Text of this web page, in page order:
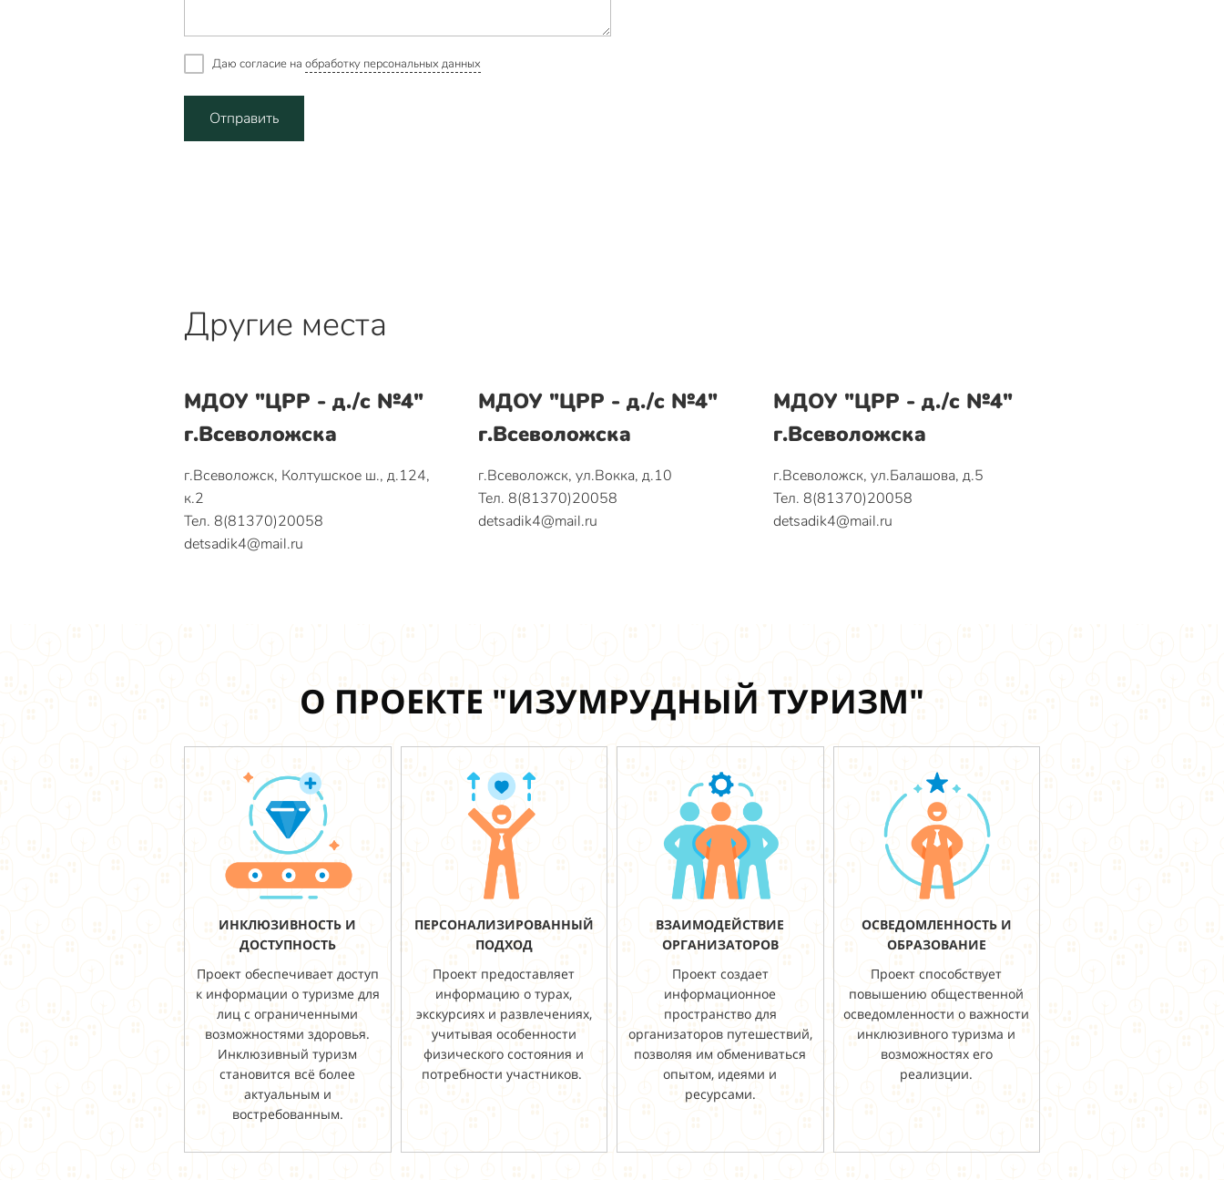
Даю согласие на обработку персональных данных
Отправить
Другие места
МДОУ "ЦРР - д./с №4"
г.Всеволожска
г.Всеволожск, Колтушское ш., д.124,
к.2
Тел. 8(81370)20058
detsadik4@mail.ru
МДОУ "ЦРР - д./с №4"
г.Всеволожска
г.Всеволожск, ул.Вокка, д.10
Тел. 8(81370)20058
detsadik4@mail.ru
МДОУ "ЦРР - д./с №4"
г.Всеволожска
г.Всеволожск, ул.Балашова, д.5
Тел. 8(81370)20058
detsadik4@mail.ru
О ПРОЕКТЕ "ИЗУМРУДНЫЙ ТУРИЗМ"
ИНКЛЮЗИВНОСТЬ И
ДОСТУПНОСТЬ
Проект обеспечивает доступ
к информации о туризме для
лиц с ограниченными
возможностями здоровья.
Инклюзивный туризм
становится всё более
актуальным и
востребованным.
ПЕРСОНАЛИЗИРОВАННЫЙ
ПОДХОД
Проект предоставляет
информацию о турах,
экскурсиях и развлечениях,
учитывая особенности
физического состояния и
потребности участников.
ВЗАИМОДЕЙСТВИЕ
ОРГАНИЗАТОРОВ
Проект создает
информационное
пространство для
организаторов путешествий,
позволяя им обмениваться
опытом, идеями и
ресурсами.
ОСВЕДОМЛЕННОСТЬ И
ОБРАЗОВАНИЕ
Проект способствует
повышению общественной
осведомленности о важности
инклюзивного туризма и
возможностях его
реализции.